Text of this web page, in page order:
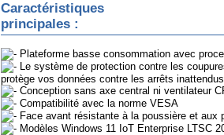
Caractéristiques
principales :
Plateforme basse consommation avec
Le système de protection contre les
protège vos données contre les arrêts inattendus
Conception sans axe central ni ventilateur
Compatibilité avec la norme VESA
Face avant résistante à la poussière et aux
Modèles Windows 11 IoT Enterprise LTSC